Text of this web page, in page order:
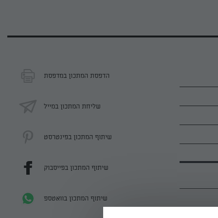
הדפסת המתכון במדפסת
שליחת המתכון במייל
שיתוף המתכון בפינטרסט
שיתוף המתכון בפייסבוק
שיתוף המתכון בוואטספ